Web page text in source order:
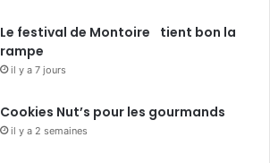
Le festival de Montoire tient bon la
rampe
il y a 7 jours
Cookies Nut’s pour les gourmands
il y a 2 semaines